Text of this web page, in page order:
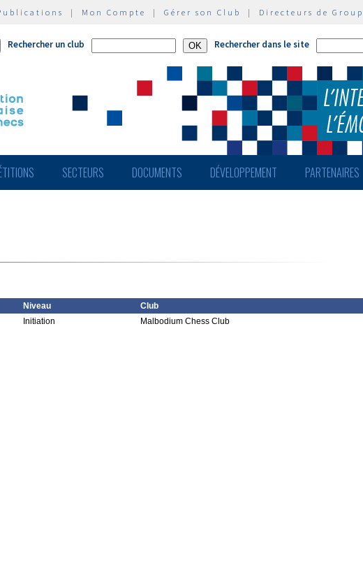
| Mon Compte | Gérer son Club | Directeurs de
Rechercher un club Rechercher dans le site
SECTEURS DOCUMENTS DÉVELOPPEMENT PARTENAIRES
Niveau
Club
Initiation Malbodium Chess Club